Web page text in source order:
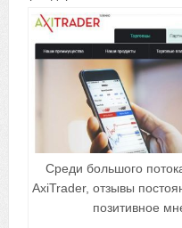
Среди большого
AxiTrader, отзывы
позитивное